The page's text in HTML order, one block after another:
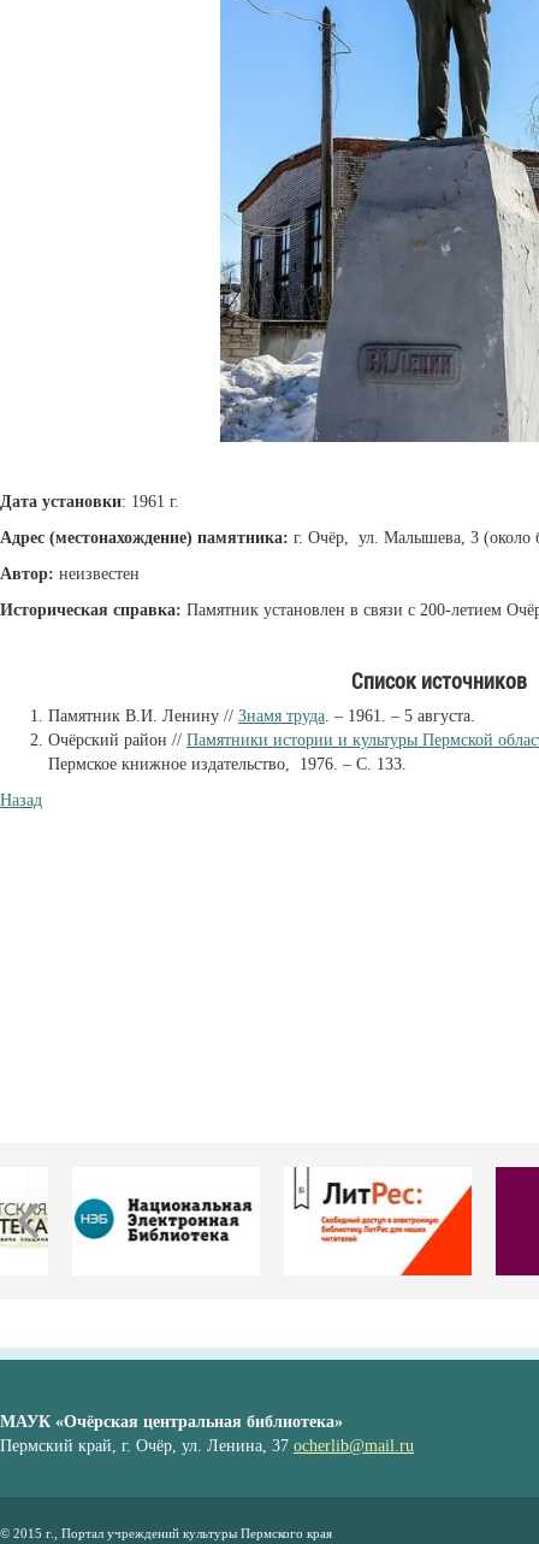
Дата установки: 1961 г.
Адрес (местонахождение) памятника: г. Очёр, ул. Малышева, 3 (около
Автор: неизвестен
Историческая справка: Памятник установлен в связи с 200-летием
Список источников
Памятник В.И. Ленину // Знамя труда . – 1961. – 5 августа.
Очёрский район // Памятники истории и культуры Пермской
Пермское книжное издательство, 1976. – С. 133.
Назад
МАУК «Очёрская центральная библиотека»
Пермский край, г. Очёр, ул. Ленина, 37 ocherlib@mail.ru
© 2015 г., Портал учреждений культуры Пермского края